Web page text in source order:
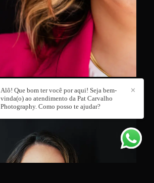
✕
Alô! Que bom ter você por aqui! Seja bem-
vinda(o) ao atendimento da Pat Carvalho
Photography. Como posso te ajudar?